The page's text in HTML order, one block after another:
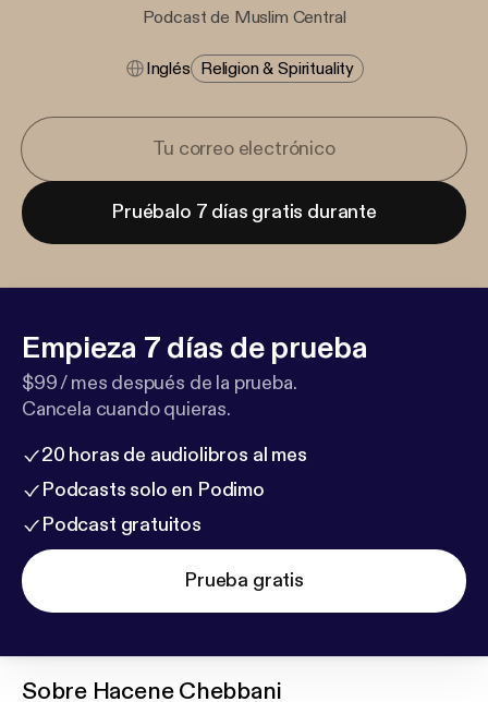
Podcast de Muslim Central
Inglés Religion & Spirituality
Pruébalo 7 días gratis durante
Empieza 7 días de prueba
$99 / mes después de la prueba.
Cancela cuando quieras.
20 horas de audiolibros al mes
Podcasts solo en Podimo
Podcast gratuitos
Prueba gratis
Sobre Hacene Chebbani